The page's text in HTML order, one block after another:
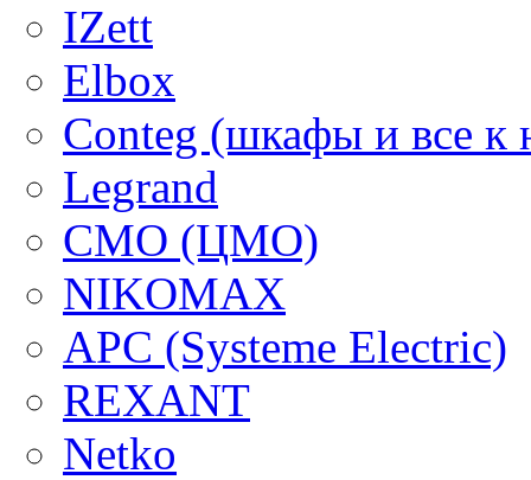
IZett
Elbox
Conteg (шкафы и все к
Legrand
CMO (ЦМО)
NIKOMAX
APC (Systeme Electric)
REXANT
Netko